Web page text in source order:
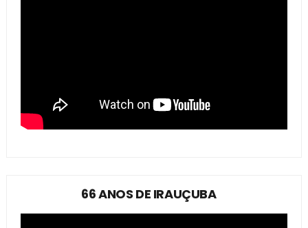
66 ANOS DE IRAUÇUBA